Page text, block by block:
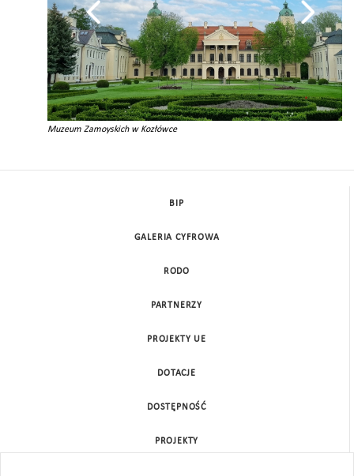
Muzeum Zamoyskich w Kozłówce
BIP
GALERIA CYFROWA
RODO
PARTNERZY
PROJEKTY UE
DOTACJE
DOSTĘPNOŚĆ
PROJEKTY